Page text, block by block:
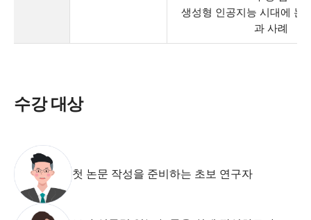
생성형 인공지능 시대에 논
과 사례
수강 대상
첫 논문 작성을 준비하는 초보 연구자